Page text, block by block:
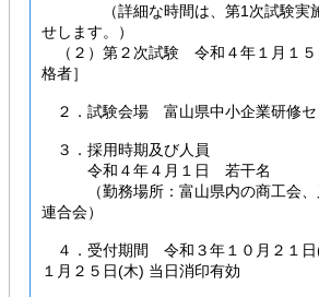
（詳細な時間は、第1次試験実施
せします。）
（２）第２次試験 令和４年１月１５
格者］
２．試験会場 富山県中小企業研修セ
３．採用時期及び人員
令和４年４月１日 若干名
（勤務場所：富山県内の商工会、
連合会）
４．受付期間 令和３年１０月２１日(
１月２５日(木) 当日消印有効